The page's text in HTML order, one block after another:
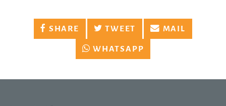
SHARE TWEET MAIL
WHATSAPP